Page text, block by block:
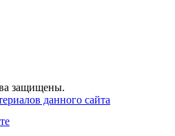
защищены.
данного сайта